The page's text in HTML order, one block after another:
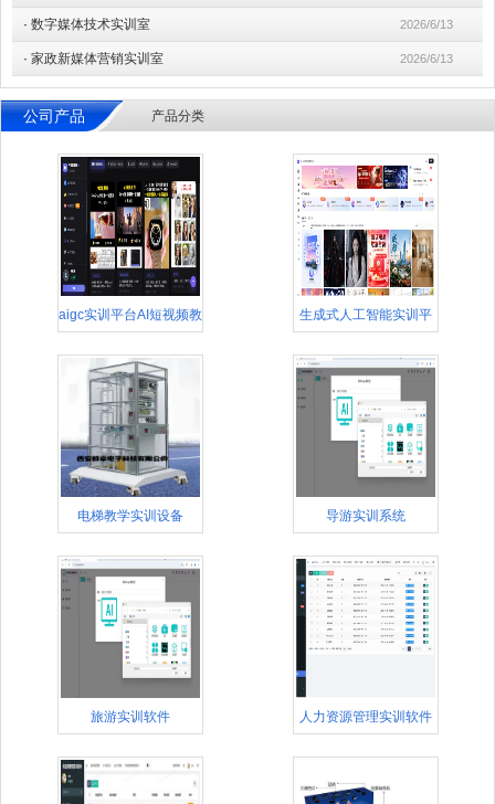
· 数字媒体技术实训室 2026/6/13
· 家政新媒体营销实训室 2026/6/13
公司产品 产品分类
aigc实训平台AI短视频教 生成式人工智能实训平
电梯教学实训设备 导游实训系统
旅游实训软件 人力资源管理实训软件